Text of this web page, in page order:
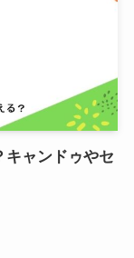
キャンドゥやセ